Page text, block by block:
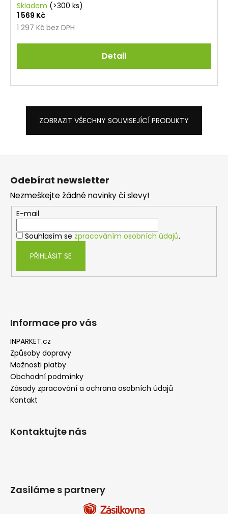
Skladem (>300 ks)
1 297 Kč bez DPH
1 569 Kč
Detail
ZOBRAZIT VŠECHNY SOUVISEJÍCÍ PRODUKTY
Odebírat newsletter
Nezmeškejte žádné novinky či slevy!
E-mail
Souhlasím se zpracováním osobních údajů.
PŘIHLÁSIT SE
Informace pro vás
INPARKET.cz
Způsoby dopravy
Možnosti platby
Obchodní podmínky
Zásady zpracování a ochrana osobních údajů
Kontakt
Kontaktujte nás
Zasíláme s partnery